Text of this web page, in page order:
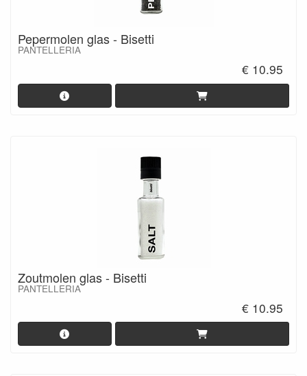
Pepermolen glas - Bisetti
PANTELLERIA
€ 10.95
Zoutmolen glas - Bisetti
PANTELLERIA
€ 10.95